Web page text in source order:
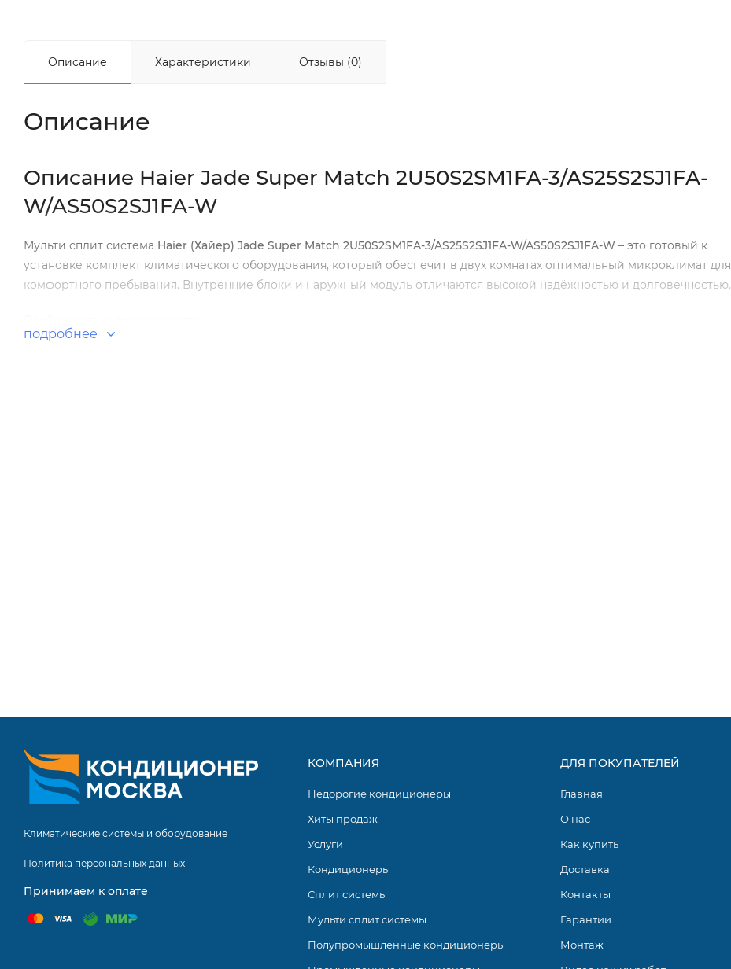
Описание Характеристики Отзывы (0)
Описание
Описание Haier Jade Super Match 2U50S2SM1FA-3/AS25S2SJ1FA-
W/AS50S2SJ1FA-W
Мульти сплит система Haier (Хайер) Jade Super Match 2U50S2SM1FA-3/AS25S2SJ1FA-W/AS50S2SJ1FA-W – это готовый к
установке комплект климатического оборудования, который обеспечит в двух комнатах оптимальный микроклимат для
комфортного пребывания. Внутренние блоки и наружный модуль отличаются высокой надёжностью и долговечностью.
подробнее
Климатические системы и оборудование
Политика персональных данных
Принимаем к оплате
КОМПАНИЯ
Недорогие кондиционеры
Хиты продаж
Услуги
Кондиционеры
Сплит системы
Мульти сплит системы
Полупромышленные кондиционеры
ДЛЯ ПОКУПАТЕЛЕЙ
Главная
О нас
Как купить
Доставка
Контакты
Гарантии
Монтаж